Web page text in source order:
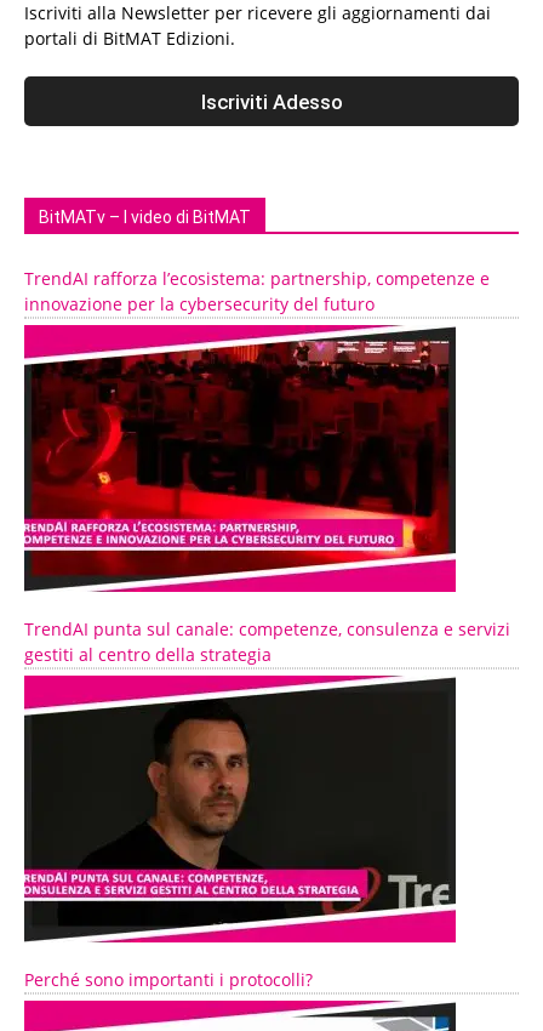
Iscriviti alla Newsletter per ricevere gli aggiornamenti dai
portali di BitMAT Edizioni.
BitMATv – I video di BitMAT
TrendAI rafforza l’ecosistema: partnership, competenze e
innovazione per la cybersecurity del futuro
TrendAI punta sul canale: competenze, consulenza e servizi
gestiti al centro della strategia
Perché sono importanti i protocolli?